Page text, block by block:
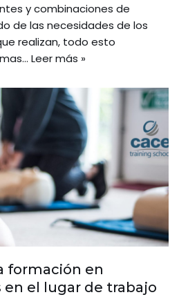
y combinaciones de
de las necesidades de los
realizan, todo esto
Leer más »
formación en
el lugar de trabajo